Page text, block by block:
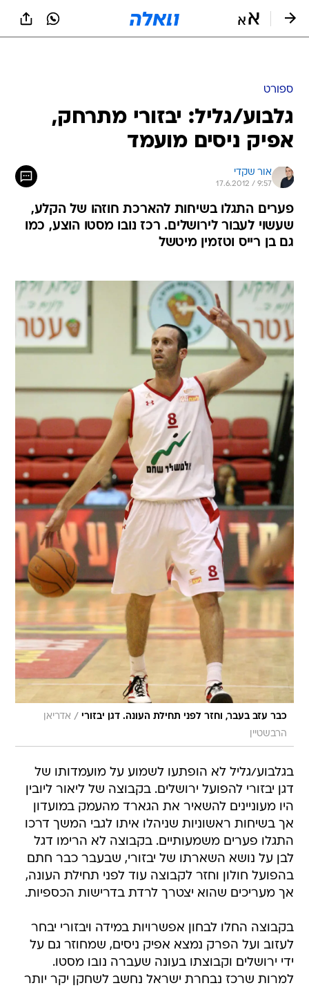
ספורט
גלבוע/גליל: יבזורי מתרחק,
אפיק ניסים מועמד
אור שקדי
17.6.2012 / 9:57
פערים התגלו בשיחות להארכת חוזהו של הקלע,
שעשוי לעבור לירושלים. רכז נובו מסטו הוצע, כמו
גם בן רייס וטזמין מיטשל
כבר עזב בעבר, וחזר לפני תחילת העונה. דגן יבזורי / אדריאן
הרבשטיין
בגלבוע/גליל לא הופתעו לשמוע על מועמדותו של
דגן יבזורי להפועל ירושלים. בקבוצה של ליאור ליובין
היו מעוניינים להשאיר את הגארד מהעמק במועדון
אך בשיחות ראשוניות שניהלו איתו לגבי המשך דרכו
התגלו פערים משמעותיים. בקבוצה לא הרימו דגל
לבן על נושא השארתו של יבזורי, שבעבר כבר חתם
בהפועל חולון וחזר לקבוצה עוד לפני תחילת העונה,
אך מעריכים שהוא יצטרך לרדת בדרישות הכספיות.
בקבוצה החלו לבחון אפשרויות במידה ויבזורי יבחר
לעזוב ועל הפרק נמצא אפיק ניסים, שמחוזר גם על
ידי ירושלים וקבוצתו בעונה שעברה נובו מסטו.
למרות שרכז נבחרת ישראל נחשב לשחקן יקר יותר